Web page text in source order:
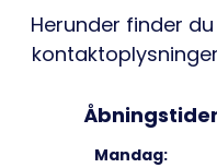
Herunder finder
Mandag: